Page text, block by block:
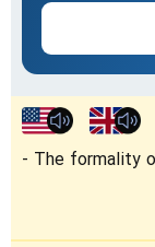
The formality